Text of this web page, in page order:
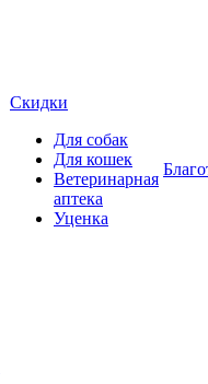
Скидки
Для собак
Для кошек
Ветеринарная
аптека
Уценка